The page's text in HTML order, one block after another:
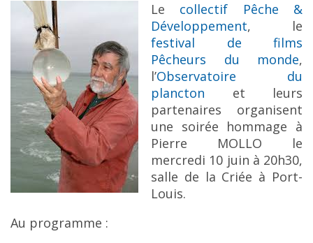
Le collectif Pêche &
Développement, le
festival de films
Pêcheurs du monde,
l’Observatoire du
plancton et leurs
partenaires organisent
une soirée hommage à
Pierre MOLLO le
mercredi 10 juin à 20h30,
salle de la Criée à Port-
Louis.
Au programme :